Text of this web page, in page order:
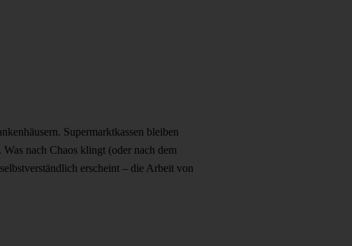
Supermarktkassen bleiben
nach Chaos klingt (oder nach dem
erscheint – die Arbeit von